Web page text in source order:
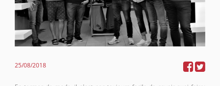
25/08/2018